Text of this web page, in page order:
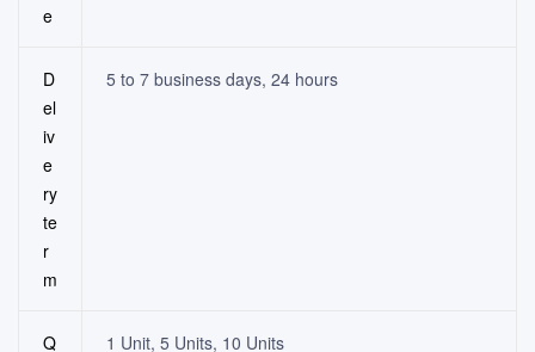
e
D
el
iv
e
ry
te
r
m
5 to 7 business days, 24 hours
Q
1 Unit, 5 Units, 10 Units